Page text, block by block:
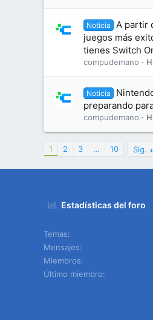
Noticia
A partir
juegos más
tienes Switch
compudemano
Noticia
preparando
compudemano
1 2 3 … 10 Sig.
Estadísticas del foro
Temas
Mensajes
Miembros
Último miembro